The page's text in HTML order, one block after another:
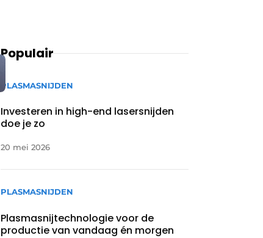
Populair
PLASMASNIJDEN
Investeren in high-end lasersnijden
doe je zo
20 mei 2026
PLASMASNIJDEN
Plasmasnijtechnologie voor de
productie van vandaag én morgen